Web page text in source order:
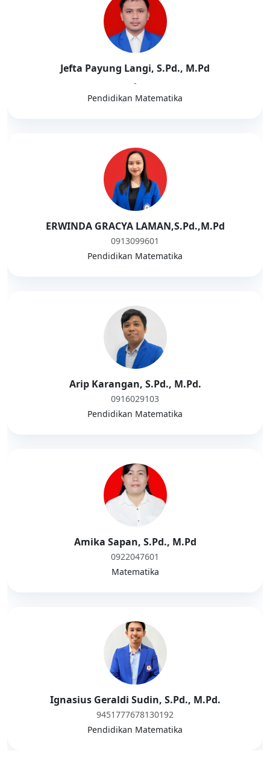
Jefta Payung Langi, S.Pd., M.Pd
-
Pendidikan Matematika
ERWINDA GRACYA LAMAN,S.Pd.,M.Pd
0913099601
Pendidikan Matematika
Arip Karangan, S.Pd., M.Pd.
0916029103
Pendidikan Matematika
Amika Sapan, S.Pd., M.Pd
0922047601
Matematika
Ignasius Geraldi Sudin, S.Pd., M.Pd.
9451777678130192
Pendidikan Matematika